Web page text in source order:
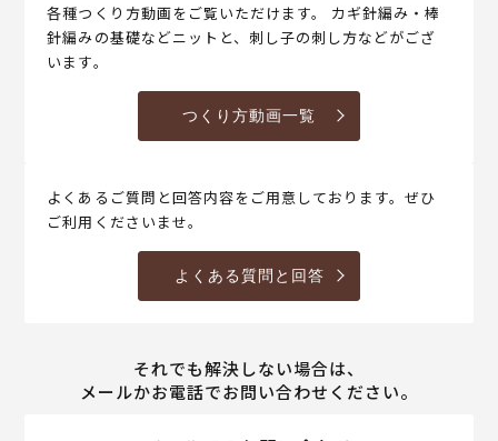
各種つくり方動画をご覧いただけます。 カギ針編み・棒
針編みの基礎などニットと、刺し子の刺し方などがござ
います。
つくり方動画一覧
よくあるご質問と回答内容をご用意しております。ぜひ
ご利用くださいませ。
よくある質問と回答
それでも解決しない場合は、
メールかお電話でお問い合わせください。